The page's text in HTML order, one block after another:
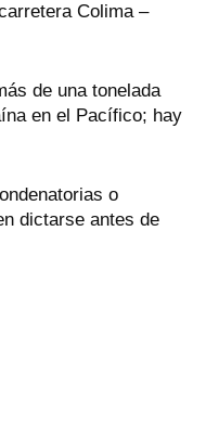
Colima –
de una tonelada
en el Pacífico; hay
o
dictarse antes de